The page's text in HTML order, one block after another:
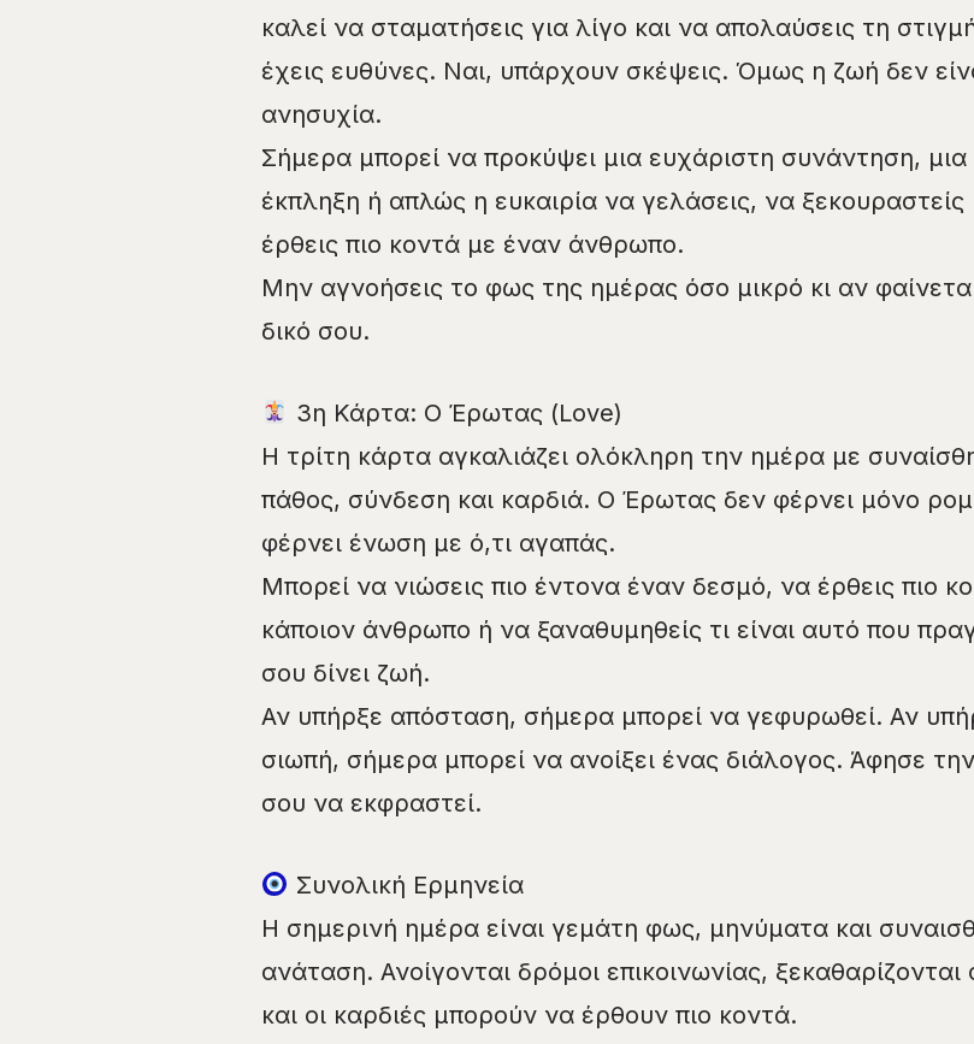
καλεί να σταματήσεις για λίγο και να απολαύσεις τη
έχεις ευθύνες. Ναι, υπάρχουν σκέψεις. Όμως η ζωή δεν
ανησυχία.
Σήμερα μπορεί να προκύψει μια ευχάριστη συνάντηση, μια
έκπληξη ή απλώς η ευκαιρία να γελάσεις, να ξεκουραστείς
έρθεις πιο κοντά με έναν άνθρωπο.
Μην αγνοήσεις το φως της ημέρας όσο μικρό κι αν
δικό σου.
3η Κάρτα: Ο Έρωτας (Love)
Η τρίτη κάρτα αγκαλιάζει ολόκληρη την ημέρα με
πάθος, σύνδεση και καρδιά. Ο Έρωτας δεν φέρνει μόνο
φέρνει ένωση με ό,τι αγαπάς.
Μπορεί να νιώσεις πιο έντονα έναν δεσμό, να έρθεις πιο
κάποιον άνθρωπο ή να ξαναθυμηθείς τι είναι αυτό που
σου δίνει ζωή.
Αν υπήρξε απόσταση, σήμερα μπορεί να γεφυρωθεί. Αν
σιωπή, σήμερα μπορεί να ανοίξει ένας διάλογος. Άφησε
σου να εκφραστεί.
Συνολική Ερμηνεία
Η σημερινή ημέρα είναι γεμάτη φως, μηνύματα και
ανάταση. Ανοίγονται δρόμοι επικοινωνίας, ξεκαθαρίζονται
και οι καρδιές μπορούν να έρθουν πιο κοντά.